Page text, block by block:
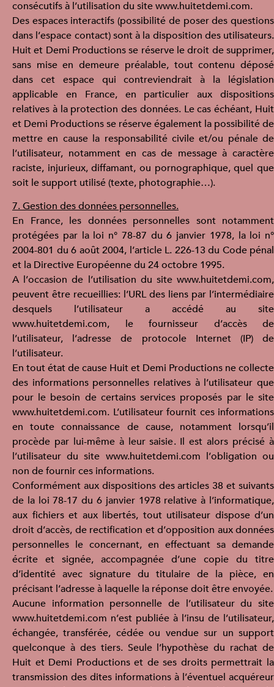
consécutifs à l’utilisation du site www.huitetdemi.com.
Des espaces interactifs (possibilité de poser des questions
dans l’espace contact) sont à la disposition des utilisateurs.
Huit et Demi Productions se réserve le droit de supprimer,
sans mise en demeure préalable, tout contenu déposé
dans cet espace qui contreviendrait à la législation
applicable en France, en particulier aux dispositions
relatives à la protection des données. Le cas échéant, Huit
et Demi Productions se réserve également la possibilité de
mettre en cause la responsabilité civile et/ou pénale de
l’utilisateur, notamment en cas de message à caractère
raciste, injurieux, diffamant, ou pornographique, quel que
soit le support utilisé (texte, photographie…).
7. Gestion des données personnelles.
En France, les données personnelles sont notamment
protégées par la loi n° 78-87 du 6 janvier 1978, la loi n°
2004-801 du 6 août 2004, l’article L. 226-13 du Code pénal
et la Directive Européenne du 24 octobre 1995.
A l’occasion de l’utilisation du site www.huitetdemi.com,
peuvent être recueillies: l’URL des liens par l’intermédiaire
desquels l’utilisateur a accédé au site
www.huitetdemi.com, le fournisseur d’accès de
l’utilisateur, l’adresse de protocole Internet (IP) de
l’utilisateur.
En tout état de cause Huit et Demi Productions ne collecte
des informations personnelles relatives à l’utilisateur que
pour le besoin de certains services proposés par le site
www.huitetdemi.com. L’utilisateur fournit ces informations
en toute connaissance de cause, notamment lorsqu’il
procède par lui-même à leur saisie. Il est alors précisé à
l’utilisateur du site www.huitetdemi.com l’obligation ou
non de fournir ces informations.
Conformément aux dispositions des articles 38 et suivants
de la loi 78-17 du 6 janvier 1978 relative à l’informatique,
aux fichiers et aux libertés, tout utilisateur dispose d’un
droit d’accès, de rectification et d’opposition aux données
personnelles le concernant, en effectuant sa demande
écrite et signée, accompagnée d’une copie du titre
d’identité avec signature du titulaire de la pièce, en
précisant l’adresse à laquelle la réponse doit être envoyée.
Aucune information personnelle de l’utilisateur du site
www.huitetdemi.com n’est publiée à l’insu de l’utilisateur,
échangée, transférée, cédée ou vendue sur un support
quelconque à des tiers. Seule l’hypothèse du rachat de
Huit et Demi Productions et de ses droits permettrait la
transmission des dites informations à l’éventuel acquéreur